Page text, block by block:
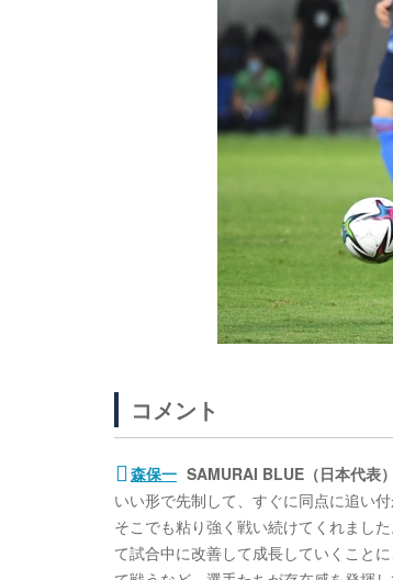
コメント
森保一 SAMURAI BLUE（日本代表
いい形で先制して、すぐに同点に追い
そこでも粘り強く戦い続けてくれまし
て試合中に改善して成長していくこと